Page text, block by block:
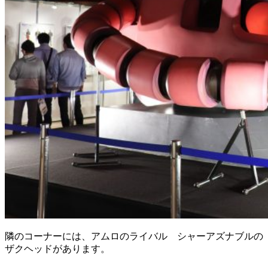
隣のコーナーには、アムロのライバル シャーアズナブルの
ザクヘッドがあります。